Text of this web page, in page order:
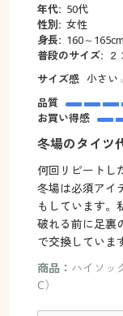
年代: 50代
性別: 女性
身長: 160～165cm
普段のサイズ: ２
サイズ感 小さい
品質
お買い得感
冬場のタイツ
何回リピートし
冬場は必須アイ
もしています。
破れる前に足裏
で交換していま
商品： ハイソッ
C）